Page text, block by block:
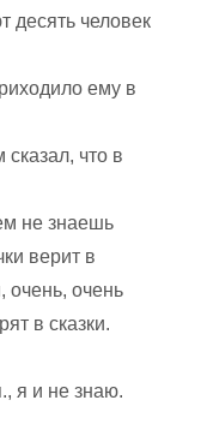
десять человек
ему в
что в
не знаешь
верит в
очень, очень
в сказки.
я и не знаю.